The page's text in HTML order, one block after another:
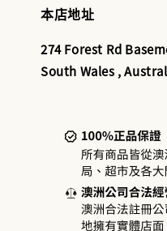
本店地址
274 Forest Rd
South Wales ,